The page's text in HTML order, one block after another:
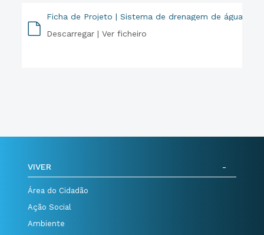
Ficha de Projeto | Sistema de drenagem de águas
Descarregar |Ver ficheiro
VIVER
Área do Cidadão
Ação Social
Ambiente